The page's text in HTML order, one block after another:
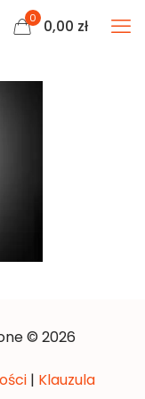
0 0,00 zł
© 2026
| Klauzula